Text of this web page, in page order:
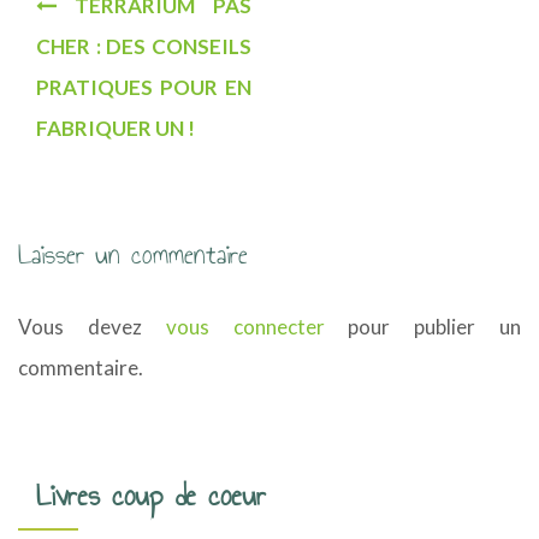
t
i
o
TERRARIUM PAS
CHER : DES CONSEILS
PRATIQUES POUR EN
FABRIQUER UN !
Laisser un commentaire
Vous devez vous connecterpour publier un
commentaire.
Livres coup de coeur